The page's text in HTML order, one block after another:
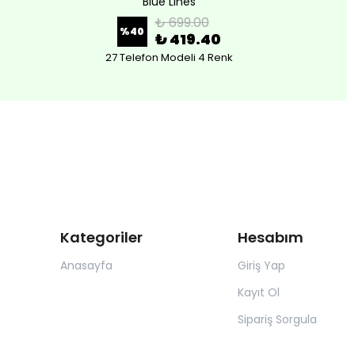
%40 ₺ 699.00
₺ 419.40
27 Telefon Modeli 4 Renk
Kategoriler
Anasayfa
Hesabım
Giriş Yap
Kayıt Ol
Sipariş Sorgula